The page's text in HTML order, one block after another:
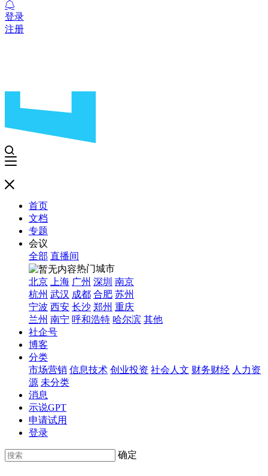
登录
注册
首页
文档
专题
会议
全部 直播间
热门城市
北京
上海 广州 深圳 南京
杭州 武汉 成都 合肥 苏州
宁波 西安 长沙 郑州 重庆
兰州 南宁 呼和浩特 哈尔滨 其他
社企号
博客
分类
市场营销 信息技术 创业投资 社会人文 财务财经 人力资
源 未分类
消息
示说GPT
申请试用
登录
确定